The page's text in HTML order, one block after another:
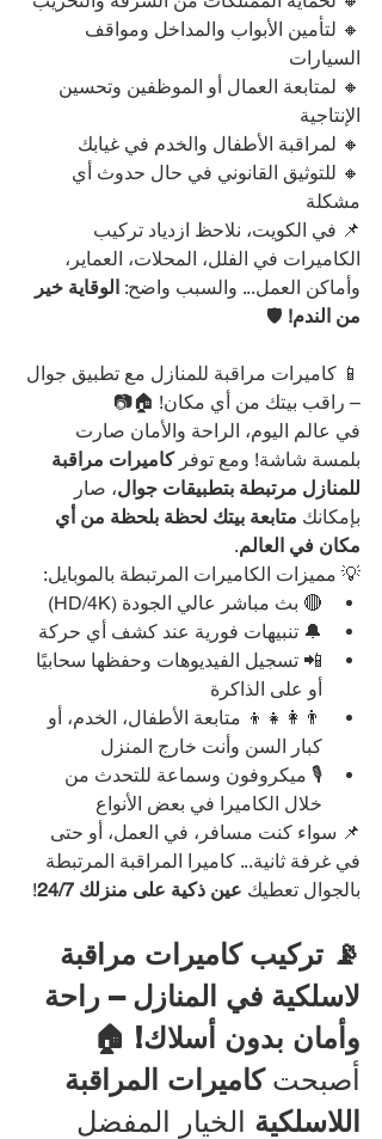
🔸 لتأمين الأبواب والمداخل ومواقف
السيارات
🔸 لمتابعة العمال أو الموظفين وتحسين
الإنتاجية
🔸 لمراقبة الأطفال والخدم في غيابك
🔸 للتوثيق القانوني في حال حدوث أي
مشكلة
📌 في الكويت، نلاحظ ازدياد تركيب
الكاميرات في الفلل، المحلات، العماير،
وأماكن العمل... والسبب واضح: الوقاية خير
من الندم! 🛡️
📱 كاميرات مراقبة للمنازل مع تطبيق جوال
– راقب بيتك من أي مكان! 🏠📷
في عالم اليوم، الراحة والأمان صارت
بلمسة شاشة! ومع توفر كاميرات مراقبة
للمنازل مرتبطة بتطبيقات جوال، صار
بإمكانك متابعة بيتك لحظة بلحظة من أي
مكان في العالم.
💡 مميزات الكاميرات المرتبطة بالموبايل:
🔴 بث مباشر عالي الجودة (HD/4K)
🔔 تنبيهات فورية عند كشف أي حركة
📲 تسجيل الفيديوهات وحفظها سحابيًا
أو على الذاكرة
👨‍👩‍👧‍👦 متابعة الأطفال، الخدم، أو
كبار السن وأنت خارج المنزل
🎙️ ميكروفون وسماعة للتحدث من
خلال الكاميرا في بعض الأنواع
📌 سواء كنت مسافر، في العمل، أو حتى
في غرفة ثانية... كاميرا المراقبة المرتبطة
بالجوال تعطيك عين ذكية على منزلك 24/7 !
📡 تركيب كاميرات مراقبة
لاسلكية في المنازل – راحة
وأمان بدون أسلاك! 🏠
أصبحت كاميرات المراقبة
اللاسلكية الخيار المفضل